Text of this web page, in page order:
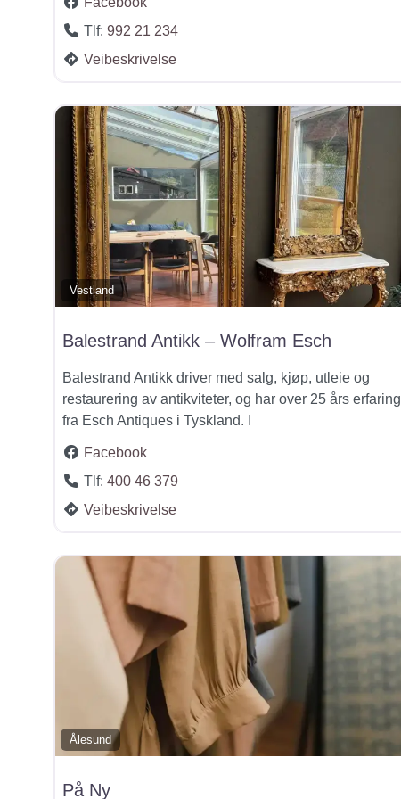
Tlf: 992 21 234
Veibeskrivelse
Vestland
Balestrand Antikk – Wolfram Esch
Balestrand Antikk driver med salg, kjøp, utleie og
restaurering av antikviteter, og har over 25 års erfaring
fra Esch Antiques i Tyskland. I
Facebook
Tlf: 400 46 379
Veibeskrivelse
Ålesund
På Ny